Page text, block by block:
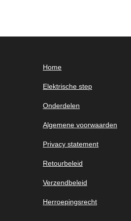
Home
Elektrische step
Onderdelen
Algemene voorwaarden
Privacy statement
Retourbeleid
Verzendbeleid
Herroepingsrecht